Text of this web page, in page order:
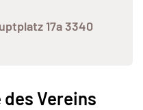
17a 3340
Vereins